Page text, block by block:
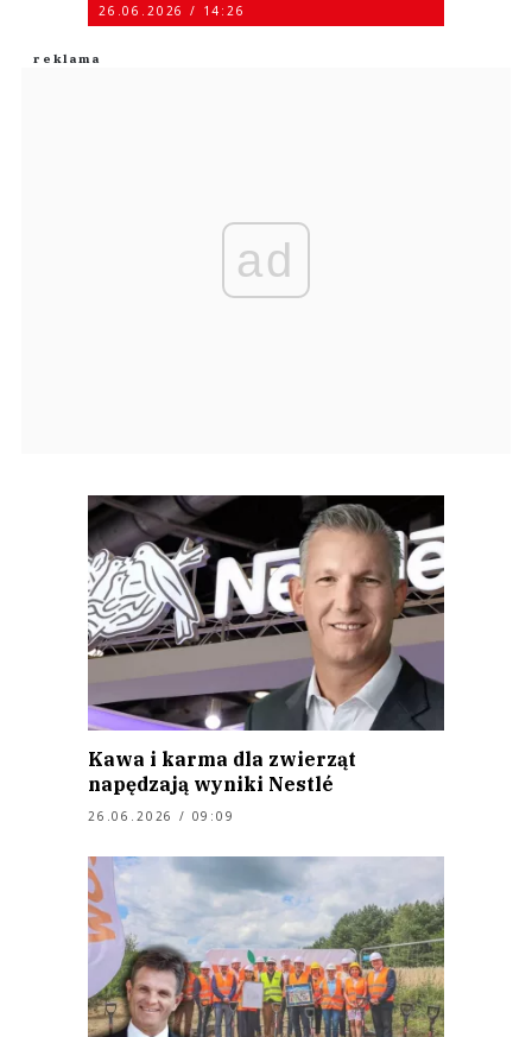
26.06.2026 / 14:26
ad
Kawa i karma dla zwierząt
napędzają wyniki Nestlé
26.06.2026 / 09:09